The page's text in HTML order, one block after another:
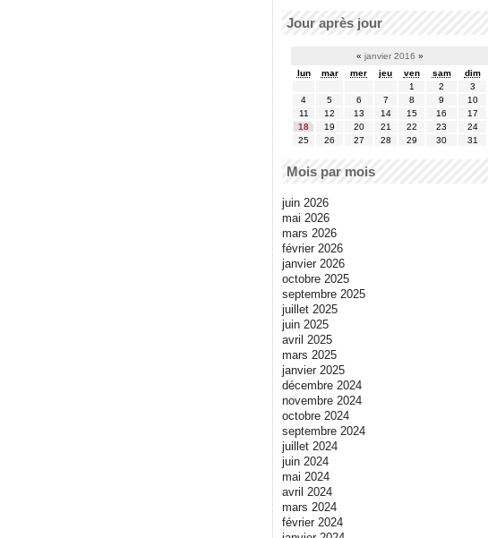
Jour après jour
« janvier 2016 »
lun
mar mer jeu ven sam
dim
1
2
3
4
5 6 7 8 9
10
11
12 13 14 15 16
17
18
19 20 21 22 23
24
25
26 27 28 29 30 31
Mois par mois
juin 2026
mai 2026
mars 2026
février 2026
janvier 2026
octobre 2025
septembre 2025
juillet 2025
juin 2025
avril 2025
mars 2025
janvier 2025
décembre 2024
novembre 2024
octobre 2024
septembre 2024
juillet 2024
juin 2024
mai 2024
avril 2024
mars 2024
février 2024